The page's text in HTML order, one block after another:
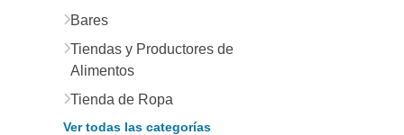
Bares
Tiendas y Productores de
Alimentos
Tienda de Ropa
Ver todas las categorías